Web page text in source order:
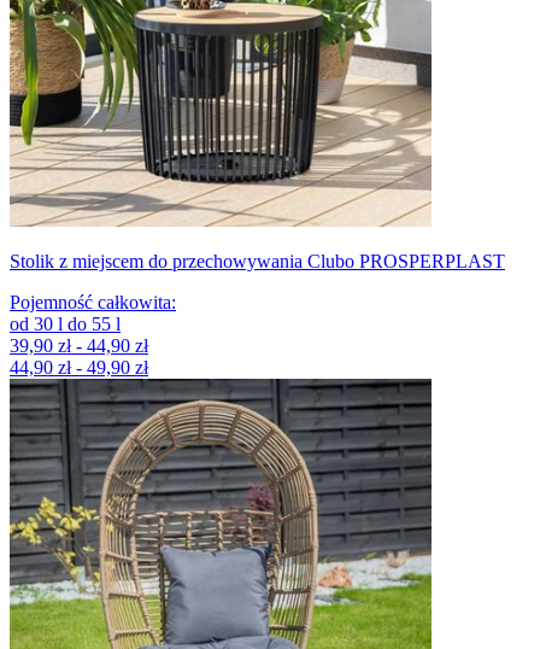
Stolik z miejscem do przechowywania Clubo PROSPERPLAST
Pojemność całkowita:
od 30 l do 55 l
39,90 zł - 44,90 zł
44,90 zł - 49,90 zł